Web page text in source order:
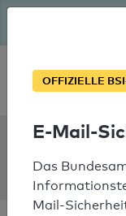
Soforthilfe
kzvk.de
OFFIZIELLE
E-Mail-
Das
Mail-